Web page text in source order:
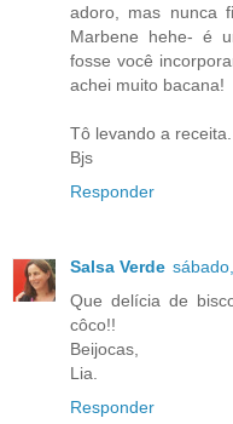
adoro, mas nunca
Marbene hehe- é
fosse você
achei muito bacana!
Tô levando a receita.
Bjs
Responder
Salsa Verde
Que delícia de
côco!!
Beijocas,
Lia.
Responder